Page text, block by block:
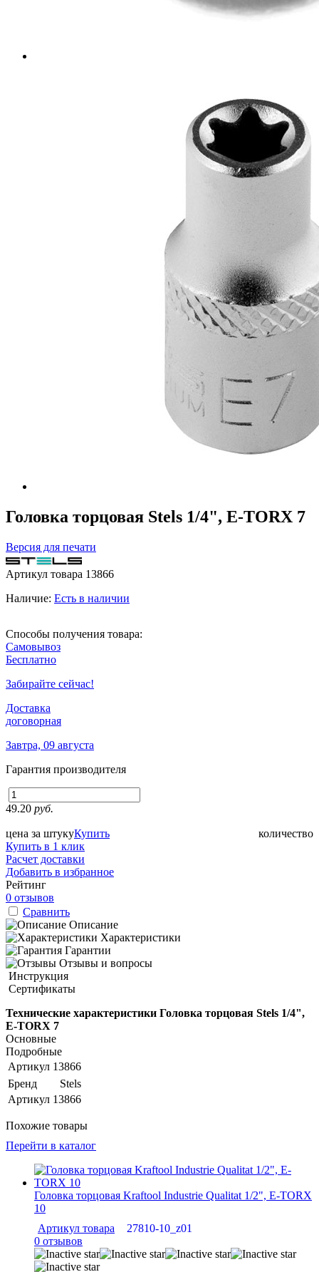
Головка торцовая Stels 1/4", E-TORX 7
Версия для печати
Артикул товара 13866
Наличие: Есть в наличии
Способы получения товара:
Самовывоз
Бесплатно
Забирайте сейчас!
Доставка
договорная
Завтра, 09 августа
Гарантия производителя
49.20 руб.
цена за штуку количество
Купить
Купить в 1 клик
Расчет доставки
Добавить в избранное
Рейтинг
0 отзывов
Сравнить
Описание
Характеристики
Гарантии
Отзывы и вопросы
Инструкция
Сертификаты
Технические характеристики Головка торцовая Stels 1/4",
E-TORX 7
Основные
Подробные
Артикул 13866
Бренд
Stels
Артикул 13866
Похожие товары
Перейти в каталог
Головка торцовая Kraftool Industrie Qualitat 1/2", E-TORX
10
Артикул товара
27810-10_z01
0 отзывов